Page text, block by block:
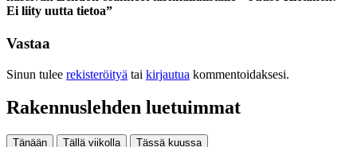
Ei liity uutta tietoa”
Vastaa
Sinun tulee rekisteröityä tai kirjautua kommentoidaksesi.
Rakennuslehden luetuimmat
Tänään Tällä viikolla Tässä kuussa